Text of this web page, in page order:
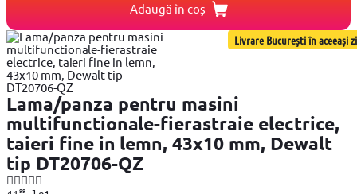
Adaugă în coș
Livrare București în aceeași zi
Lama/panza pentru masini
multifunctionale-fierastraie electrice,
taieri fine in lemn, 43x10 mm, Dewalt
tip DT20706-QZ
99